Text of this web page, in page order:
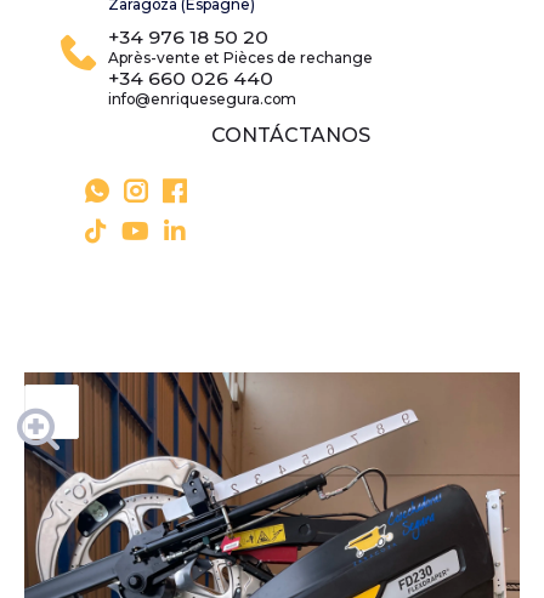
Zaragoza (Espagne)
+34 976 18 50 20
Après-vente et Pièces de rechange
+34 660 026 440
info@enriquesegura.com
CONTÁCTANOS